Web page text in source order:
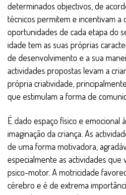
determinados objectivos, de
técnicos permitem e incentivam a
oportunidades de cada etapa do
idade tem as suas próprias
de desenvolvimento e a sua
actividades propostas levam a
própria criatividade,
que estimulam a forma de
É dado espaço físico e emocional
imaginação da criança. As
de uma forma motivadora,
especialmente as actividades que
psico-motor. A motricidade
cérebro e é de extrema